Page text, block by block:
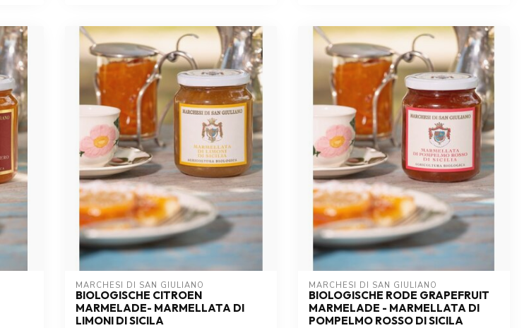
MARCHESI DI SAN GIULIANO
BIOLOGISCHE CITROEN
MARMELADE- MARMELLATA DI
LIMONI DI SICILA
MARCHESI DI SAN GIULIANO
BIOLOGISCHE RODE GRAPEFRUIT
MARMELADE - MARMELLATA DI
POMPELMO ROSSO DI SICILA
Meld u aan voor de nieuwsbrief en blijf op
de hoogte van wekelijkse acties, nieuwe
producten, authentieke Italiaanse
recepten en nog veel meer!
Ik wil me aanmelden voor de nieuwsbrief en heb deprivacy policy gelezen.